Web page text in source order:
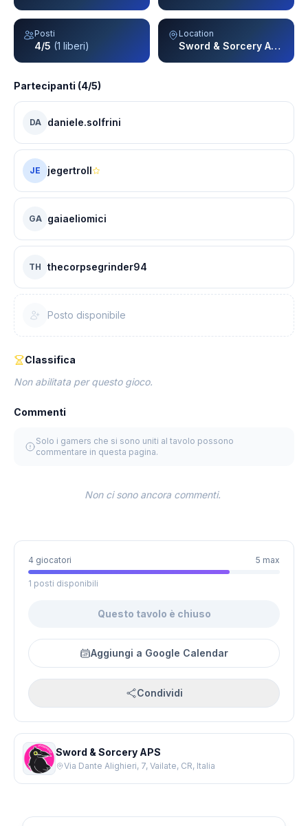
Posti
4/5 (1 liberi)
Location
Sword & Sorcery APS - Vailate
Partecipanti (4/5)
DA daniele.solfrini
JE jegertroll
GA gaiaeliomici
TH thecorpsegrinder94
Posto disponibile
Classifica
Non abilitata per questo gioco.
Commenti
Solo i gamers che si sono uniti al tavolo possono
commentare in questa pagina.
Non ci sono ancora commenti.
4 giocatori 5 max
1 posti disponibili
Questo tavolo è chiuso
Aggiungi a Google Calendar
Condividi
Sword & Sorcery APS
Via Dante Alighieri, 7, Vailate, CR, Italia